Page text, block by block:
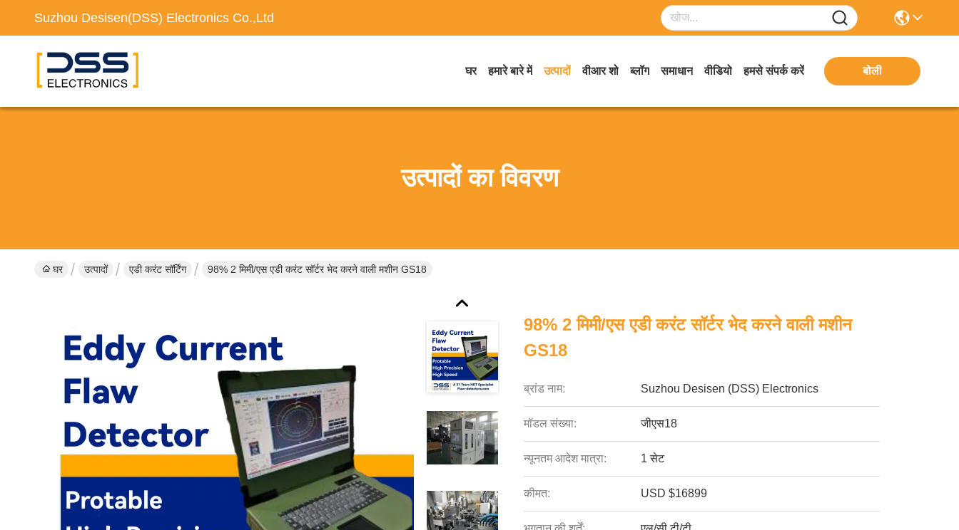
Suzhou Desisen(DSS) Electronics Co.,Ltd
घर हमारे बारे में उत्पादों वीआर शो ब्लॉग समाधान वीडियो हमसे संपर्क करें बोली
उत्पादों का विवरण
घर उत्पादों एडी करंट सॉर्टिंग 98% 2 मिमी/एस एडी करंट सॉर्टर भेद करने वाली मशीन GS18
98% 2 मिमी/एस एडी करंट सॉर्टर भेद करने वाली मशीन
GS18
ब्रांड नाम: Suzhou Desisen (DSS) Electronics
मॉडल संख्या: जीएस18
न्यूनतम आदेश मात्रा: 1 सेट
कीमत: USD $16899